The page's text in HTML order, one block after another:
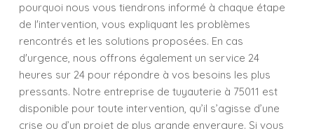
pourquoi nous vous tiendrons informé à chaque étape
de l'intervention, vous expliquant les problèmes
rencontrés et les solutions proposées. En cas
d'urgence, nous offrons également un service 24
heures sur 24 pour répondre à vos besoins les plus
pressants. Notre entreprise de tuyauterie à 75011 est
disponible pour toute intervention, qu’il s’agisse d’une
crise ou d’un projet de plus grande envergure. Si vous